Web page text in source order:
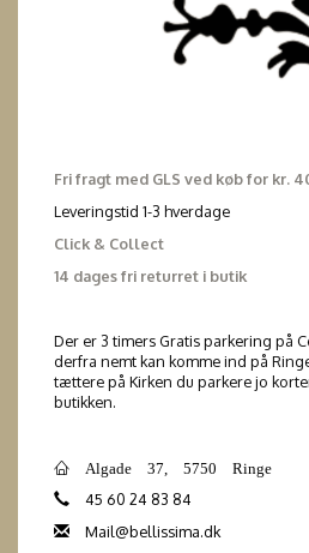
Fri fragt med GLS ved køb for kr.
Leveringstid 1-3 hverdage
Click & Collect
14 dages fri returret i butik
Der er 3 timers Gratis parkering på
derfra nemt kan komme ind på
tættere på Kirken du parkere jo
butikken.
Algade 37, 5750 Ringe
45 60 24 83 84
Mail@bellissima.dk